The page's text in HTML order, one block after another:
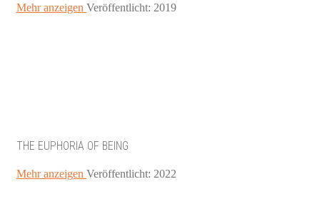
Mehr anzeigen Veröffentlicht: 2019
THE EUPHORIA OF BEING
Mehr anzeigen Veröffentlicht: 2022